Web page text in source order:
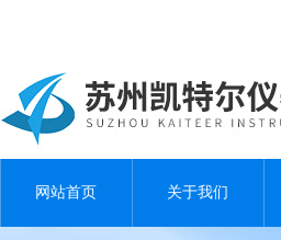
网站首页 关于我们